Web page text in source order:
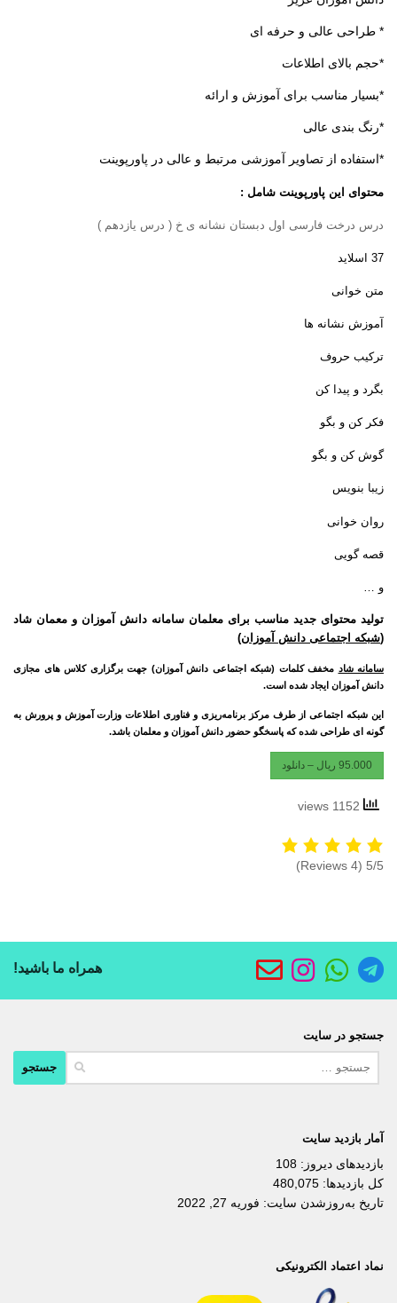
* طراحی عالی و حرفه ای
*حجم بالای اطلاعات
*بسیار مناسب برای آموزش و ارائه
*رنگ بندی عالی
*استفاده از تصاویر آموزشی مرتبط و عالی در پاورپوینت
محتوای این پاورپوینت شامل :
درس درخت فارسی اول دبستان نشانه ی خ ( درس یازدهم )
37 اسلاید
متن خوانی
آموزش نشانه ها
ترکیب حروف
بگرد و پیدا کن
فکر کن و بگو
گوش کن و بگو
زیبا بنویس
روان خوانی
قصه گویی
و …
تولید محتوای جدید مناسب برای معلمان سامانه دانش آموزان و معمان شاد
(شبکه اجتماعی دانش آموزان)
سامانه شاد مخفف کلمات (شبکه اجتماعی دانش آموزان) جهت برگزاری کلاس های مجازی
دانش آموزان ایجاد شده است.
این شبکه اجتماعی از طرف مرکز برنامه‌ریزی و فناوری اطلاعات وزارت آموزش و پرورش به
گونه ای طراحی شده که پاسخگو حضور دانش آموزان و معلمان باشد.
95.000 ریال – دانلود
5/5
(4 Reviews)
همراه ما باشید!
جستجو در سایت
آمار بازدید سایت
بازدیدهای دیروز: 108
کل بازدیدها: 480,075
تاریخ به‌روزشدن سایت: فوریه 27, 2022
نماد اعتماد الکترونیکی